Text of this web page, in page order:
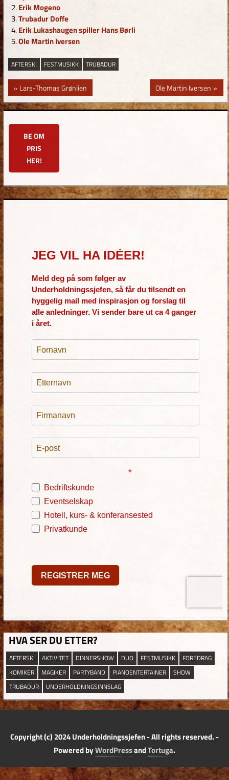
Erik Mogeno
Trubadur Doffe
Erik Lukashaugen spiller Hans Børli
Ole Martin Iversen
AFTERSKI FESTMUSIKK TRUBADUR
Innleggsnavigasjon
Previous
Post:
Lars-Thomas Grønlien
Next
Post:
Ole Martin Iversen
BE OM
PRIS
HER!
HVA SER DU ETTER?
AFTERSKI AKTIVITET DINNERSHOW DUO FESTMUSIKK
FOREDRAG
KOMIKER
MAGIKER PARTYBAND PIANOENTERTAINER
SHOW
TRUBADUR
UNDERHOLDNINGSINNSLAG
Copyright (c) 2024 Underholdningssjefen - All rights reserved. -
Powered byWordPressandTortuga.